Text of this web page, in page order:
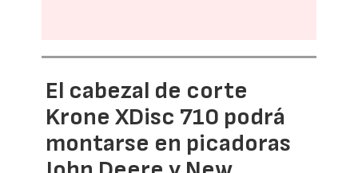
El cabezal de corte
Krone XDisc 710 podrá
montarse en picadoras